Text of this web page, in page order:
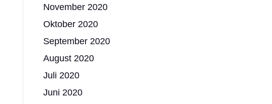
November 2020
Oktober 2020
September 2020
August 2020
Juli 2020
Juni 2020